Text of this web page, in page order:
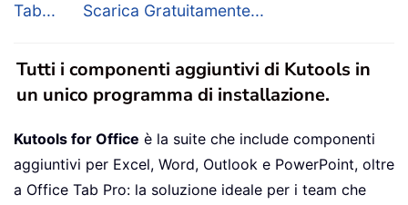
Tab...
Scarica Gratuitamente...
Tutti i componenti aggiuntivi di Kutools in
un unico programma di installazione.
Kutools for Office è la suite che include componenti
aggiuntivi per Excel, Word, Outlook e PowerPoint, oltre
a Office Tab Pro: la soluzione ideale per i team che